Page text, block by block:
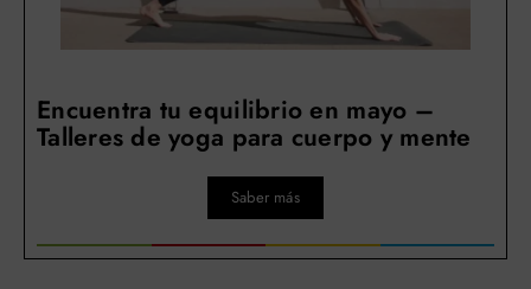
Encuentra tu equilibrio en mayo –
Talleres de yoga para cuerpo y mente
Saber más